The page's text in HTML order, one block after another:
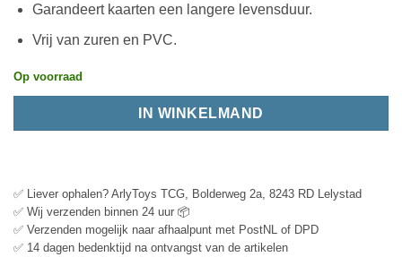
Garandeert kaarten een langere levensduur.
Vrij van zuren en PVC.
Op voorraad
IN WINKELMAND
✅ Liever ophalen? ArlyToys TCG, Bolderweg 2a, 8243 RD Lelystad
✅ Wij verzenden binnen 24 uur 📦
✅ Verzenden mogelijk naar afhaalpunt met PostNL of DPD
✅ 14 dagen bedenktijd na ontvangst van de artikelen